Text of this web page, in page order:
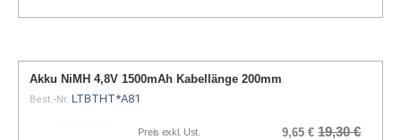
Akku NiMH 4,8V 1500mAh Kabellänge 200mm
Best.-Nr. LTBTHT*A81
Preis exkl. Ust. 9,65 € 19,30 €